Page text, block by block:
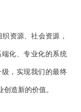
资源、社会资源，
化、专业化的系统
，实现我们的最终
造新的价值。